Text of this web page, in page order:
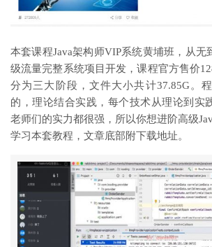
本套课程Java架构师VIP系统黄埔班，从无
级流量完整系统项目开发，课程官方售价
分为三大阶段，文件大小共计37.85G。
的，理论结合实践，每个技术从理论到实
老师们的实力都很强，所以你想进阶高级
学习本套教程，文章底部附下载地址。